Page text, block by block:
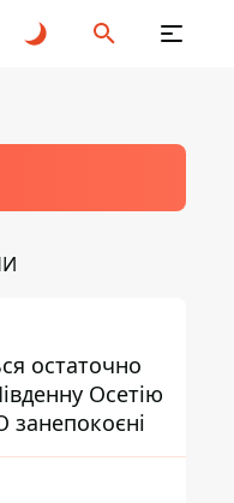
остаточно
Осетію
занепокоєні